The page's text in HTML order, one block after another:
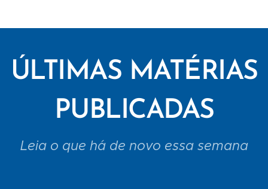
ÚLTIMAS MATÉRIAS
PUBLICADAS
Leia o que há de novo essa semana